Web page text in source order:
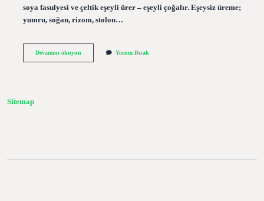
soya fasulyesi ve çeltik eşeyli ürer – eşeyli çoğalır. Eşeysiz üreme;
yumru, soğan, rizom, stolon…
Devamını okuyunBitkinin
Yorum Bırak
Sitemap